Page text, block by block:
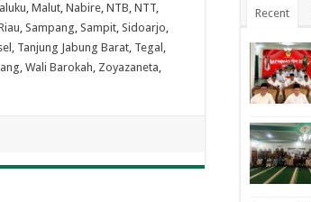
, Malut, Nabire, NTB, NTT,
, Sampang, Sampit, Sidoarjo,
, Tanjung Jabung Barat, Tegal ,
, Wali Barokah, Zoyazaneta,
Recent